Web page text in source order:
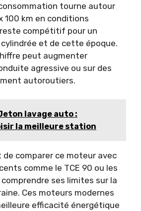
tourne autour
100 km en conditions
compétitif pour un
et de cette époque.
peut augmenter
agressive ou sur des
autoroutiers.
lavage auto :
la meilleure station
comparer ce moteur avec
comme le TCE 90 ou les
comprendre ses limites sur la
Ces moteurs modernes
efficacité énergétique